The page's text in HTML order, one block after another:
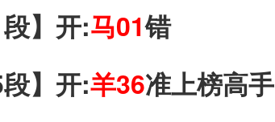
】开:马01错
】开:羊36准上榜高手